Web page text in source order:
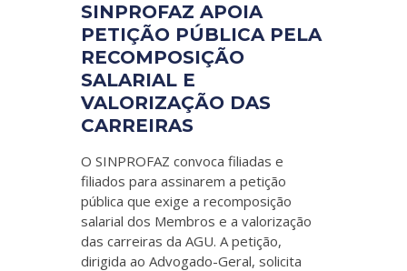
SINPROFAZ APOIA
PETIÇÃO PÚBLICA PELA
RECOMPOSIÇÃO
SALARIAL E
VALORIZAÇÃO DAS
CARREIRAS
O SINPROFAZ convoca filiadas e
filiados para assinarem a petição
pública que exige a recomposição
salarial dos Membros e a valorização
das carreiras da AGU. A petição,
dirigida ao Advogado-Geral, solicita